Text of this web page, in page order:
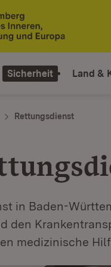
Sicherheit Land &
Rettungsdienst
in Baden-
den
medizinische